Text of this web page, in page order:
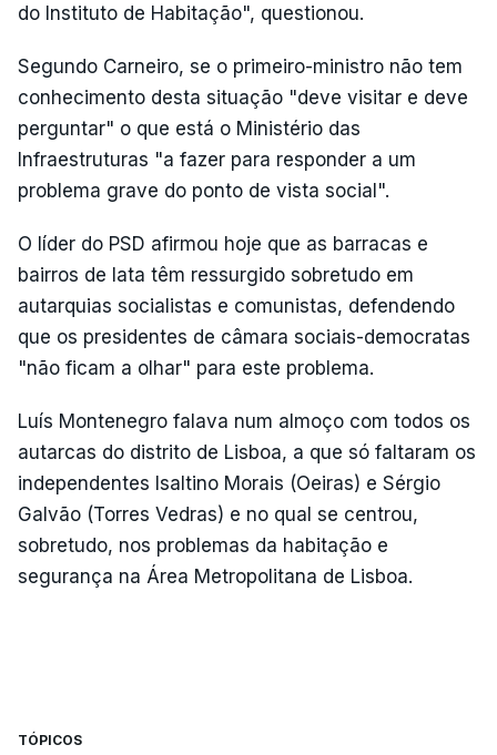
do Instituto de Habitação", questionou.
Segundo Carneiro, se o primeiro-ministro não tem
conhecimento desta situação "deve visitar e deve
perguntar" o que está o Ministério das
Infraestruturas "a fazer para responder a um
problema grave do ponto de vista social".
O líder do PSD afirmou hoje que as barracas e
bairros de lata têm ressurgido sobretudo em
autarquias socialistas e comunistas, defendendo
que os presidentes de câmara sociais-democratas
"não ficam a olhar" para este problema.
Luís Montenegro falava num almoço com todos os
autarcas do distrito de Lisboa, a que só faltaram os
independentes Isaltino Morais (Oeiras) e Sérgio
Galvão (Torres Vedras) e no qual se centrou,
sobretudo, nos problemas da habitação e
segurança na Área Metropolitana de Lisboa.
TÓPICOS